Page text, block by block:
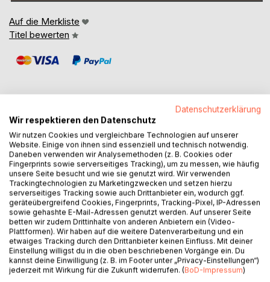
Auf die Merkliste
Titel bewerten
BESCHREIBUNG
Ein Spiegelbild irrt umher, eine Küchenmaschine fliegt in die
Luft,
und ein Hund im karierten Regenmantel hopst über die
Straße.
»Ich befürchte, jeder Einzelne von uns ist Sand im Getriebe
der Evolution. Aber was weiß ich schon. Es gibt Dinge im
Leben, die weiß niemand.«
Was ein sprechender Stein, ein verschwundener Großvater
Datenschutzerklärung
Wir respektieren den Datenschutz
Wir nutzen Cookies und vergleichbare Technologien auf unserer
Website. Einige von ihnen sind essenziell und technisch notwendig.
Daneben verwenden wir Analysemethoden (z. B. Cookies oder
Fingerprints sowie serverseitiges Tracking), um zu messen, wie häufig
unsere Seite besucht und wie sie genutzt wird. Wir verwenden
Trackingtechnologien zu Marketingzwecken und setzen hierzu
serverseitiges Tracking sowie auch Drittanbieter ein, wodurch ggf.
geräteübergreifend Cookies, Fingerprints, Tracking-Pixel, IP-Adressen
sowie gehashte E-Mail-Adressen genutzt werden. Auf unserer Seite
betten wir zudem Drittinhalte von anderen Anbietern ein (Video-
Plattformen). Wir haben auf die weitere Datenverarbeitung und ein
etwaiges Tracking durch den Drittanbieter keinen Einfluss. Mit deiner
Einstellung willigst du in die oben beschriebenen Vorgänge ein. Du
kannst deine Einwilligung (z. B. im Footer unter „Privacy-Einstellungen“)
jederzeit mit Wirkung für die Zukunft widerrufen. (BoD-Impressum)